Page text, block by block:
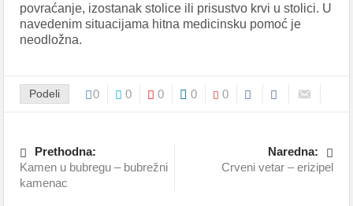
povraćanje, izostanak stolice ili prisustvo krvi u stolici. U
navedenim situacijama hitna medicinsku pomoć je
neodložna.
Podeli 0 0 0 0 0
Prethodna:
Kamen u bubregu – bubrežni
kamenac
Naredna:
Crveni vetar – erizipel